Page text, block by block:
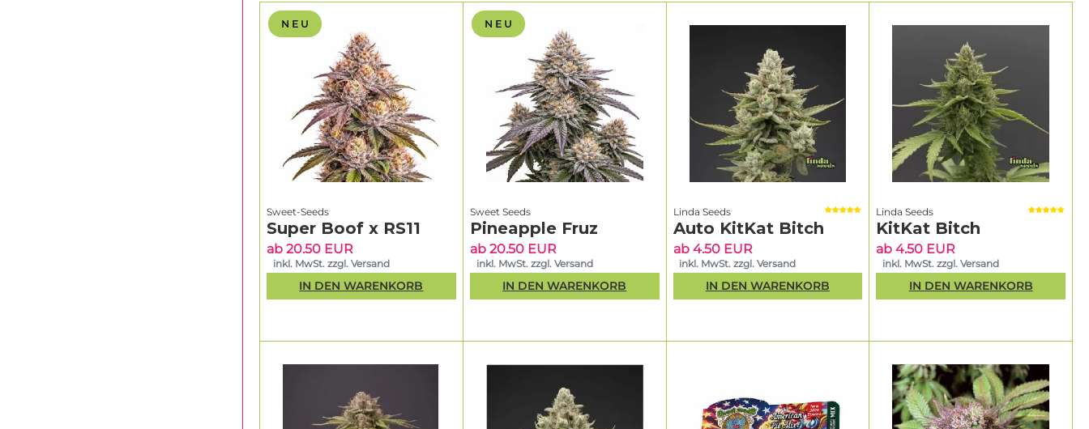
N E U
Sweet-Seeds
Super Boof x RS11
ab 20.50 EUR
inkl. MwSt. zzgl. Versand
IN DEN WARENKORB
N E U
Sweet Seeds
Pineapple Fruz
ab 20.50 EUR
inkl. MwSt. zzgl. Versand
IN DEN WARENKORB
Linda Seeds
Auto KitKat Bitch
ab 4.50 EUR
inkl. MwSt. zzgl. Versand
IN DEN WARENKORB
Linda Seeds
KitKat Bitch
ab 4.50 EUR
inkl. MwSt. zzgl. Versand
IN DEN WARENKORB